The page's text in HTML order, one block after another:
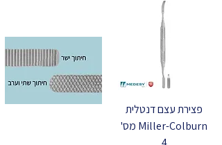
פצירת עצם דנטלית
Miller-Colburn מס'